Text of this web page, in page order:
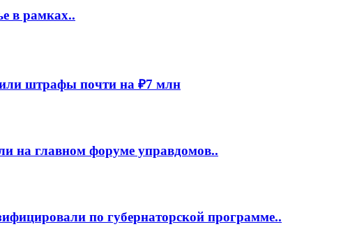
в рамках..
штрафы почти на ₽7 млн
на главном форуме управдомов..
по губернаторской программе..